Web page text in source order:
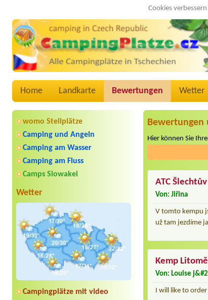
Cookies
Home Landkarte Bewertungen Wetter
womo Stellplätze
Camping und Angeln
Camping am Wasser
Camping am Fluss
Camps Slowakei
Wetter
Campingplätze mit video
Bewertungen
Hier können Sie
ATC
Von: Jiřina
V tomto kempu
už tam jezdíme
Kemp
Von: Louise
I will like to